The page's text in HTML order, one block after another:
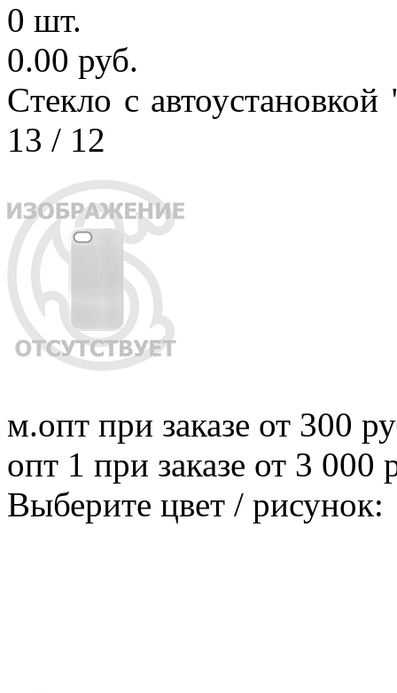
0 шт.
0.00 руб.
Cтекло с
13 / 12
м.опт при заказе от 300
опт 1 при заказе от 3 000
Выберите цвет / рисунок: